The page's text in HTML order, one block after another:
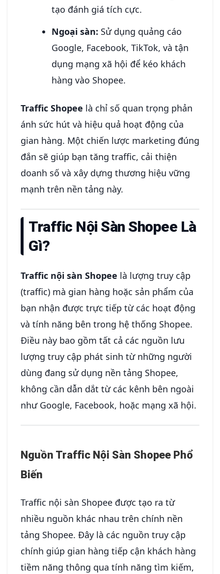
tạo đánh giá tích cực.
Ngoại sàn: Sử dụng quảng cáo
Google, Facebook, TikTok, và tận
dụng mạng xã hội để kéo khách
hàng vào Shopee.
Traffic Shopee là chỉ số quan trọng phản
ánh sức hút và hiệu quả hoạt động của
gian hàng. Một chiến lược marketing đúng
đắn sẽ giúp bạn tăng traffic, cải thiện
doanh số và xây dựng thương hiệu vững
mạnh trên nền tảng này.
Traffic Nội Sàn Shopee Là
Gì?
Traffic nội sàn Shopee là lượng truy cập
(traffic) mà gian hàng hoặc sản phẩm của
bạn nhận được trực tiếp từ các hoạt động
và tính năng bên trong hệ thống Shopee.
Điều này bao gồm tất cả các nguồn lưu
lượng truy cập phát sinh từ những người
dùng đang sử dụng nền tảng Shopee,
không cần dẫn dắt từ các kênh bên ngoài
như Google, Facebook, hoặc mạng xã hội.
Nguồn Traffic Nội Sàn Shopee Phổ
Biến
Traffic nội sàn Shopee được tạo ra từ
nhiều nguồn khác nhau trên chính nền
tảng Shopee. Đây là các nguồn truy cập
chính giúp gian hàng tiếp cận khách hàng
tiềm năng thông qua tính năng tìm kiếm,